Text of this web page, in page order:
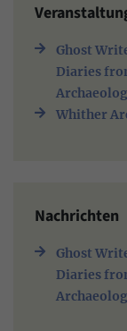
Ghost
Diaries
Whither
Nachrichten
Ghost
Diaries